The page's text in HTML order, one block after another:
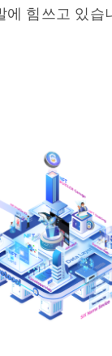
에 힘쓰고 있습